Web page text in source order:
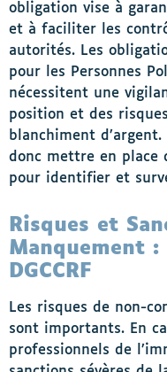
obligation vise à
et à faciliter les
autorités. Les
pour les Personnes
nécessitent une
position et des
blanchiment
donc mettre en place
pour identifier et
Risques et
Manquement :
DGCCRF
Les risques de non-
sont importants. En
professionnels de